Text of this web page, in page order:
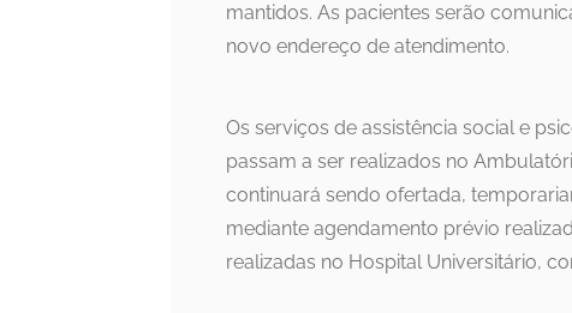
mantidos. As pacientes serão
novo endereço de atendimento.
Os serviços de assistência social e
passam a ser realizados no
continuará sendo ofertada,
mediante agendamento prévio
realizadas no Hospital Universitário,